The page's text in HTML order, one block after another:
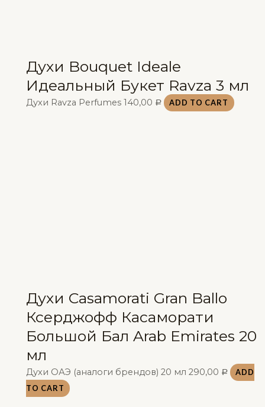
Духи Bouquet Ideale
Идеальный Букет Ravza 3 мл
Духи Ravza Perfumes 140,00 Р ADD TO CART
Духи Casamorati Gran Ballo
Ксерджофф Касаморати
Большой Бал Arab Emirates 20
мл
Духи ОАЭ (аналоги брендов) 20 мл 290,00 Р
ADD
TO CART